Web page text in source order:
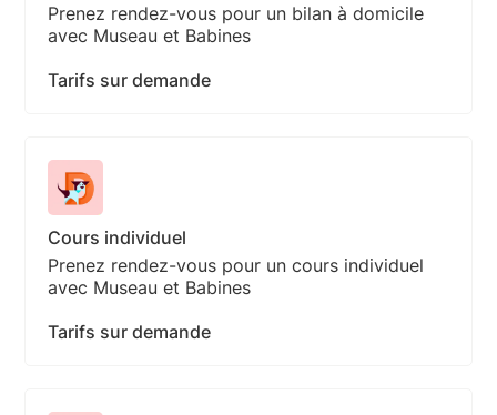
Prenez rendez-vous pour un bilan à domicile
avec Museau et Babines
Tarifs sur demande
Cours individuel
Prenez rendez-vous pour un cours individuel
avec Museau et Babines
Tarifs sur demande